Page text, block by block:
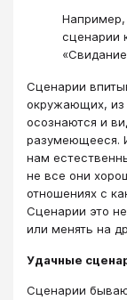
Например,
сценарии
Сценарии
окружающих, из
осознаются и
разумеющееся.
нам
не все они
отношениях с
Сценарии это
или менять на
Удачные
Сценарии